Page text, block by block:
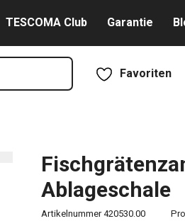
TESCOMA Club Garantie
Favoriten
Ablageschale
Artikelnummer 420530.00